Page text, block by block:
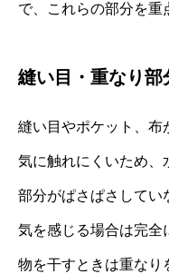
で、これらの部分を重
縫い目・重なり部
縫い目やポケット、布
気に触れにくいため、
部分がぱさぱさしてい
気を感じる場合は完全
物を干すときは重なり